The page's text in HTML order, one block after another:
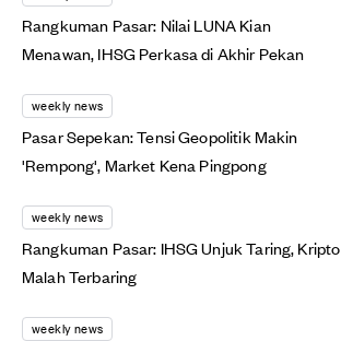
Rangkuman Pasar: Nilai LUNA Kian
Menawan, IHSG Perkasa di Akhir Pekan
weekly news
Pasar Sepekan: Tensi Geopolitik Makin
'Rempong', Market Kena Pingpong
weekly news
Rangkuman Pasar: IHSG Unjuk Taring, Kripto
Malah Terbaring
weekly news